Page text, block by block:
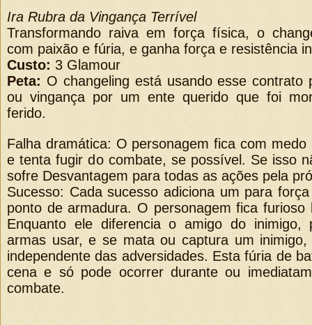
Ira Rubra da Vingança Terrível
Transformando raiva em força física, o
com paixão e fúria, e ganha força e resistência
Custo: 3 Glamour
Peta: O changeling está usando esse contrato
ou vingança por um ente querido que foi
ferido.
Falha dramática: O personagem fica com
e tenta fugir do combate, se possível. Se isso
sofre Desvantagem para todas as ações pela
Sucesso: Cada sucesso adiciona um para
ponto de armadura. O personagem fica furioso
Enquanto ele diferencia o amigo do inimigo,
armas usar, e se mata ou captura um
independente das adversidades. Esta fúria de
cena e só pode ocorrer durante ou
combate.